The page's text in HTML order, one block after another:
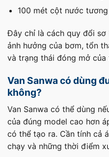
100 mét cột nước
Đây chỉ là cách quy đổi
ảnh hưởng của bơm, tổn
và trạng thái đóng mở của
Van Sanwa có dùng
không?
Van Sanwa có thể dùng
của đúng model cao hơn
có thể tạo ra. Cần tính cả
chạy và những thời điểm